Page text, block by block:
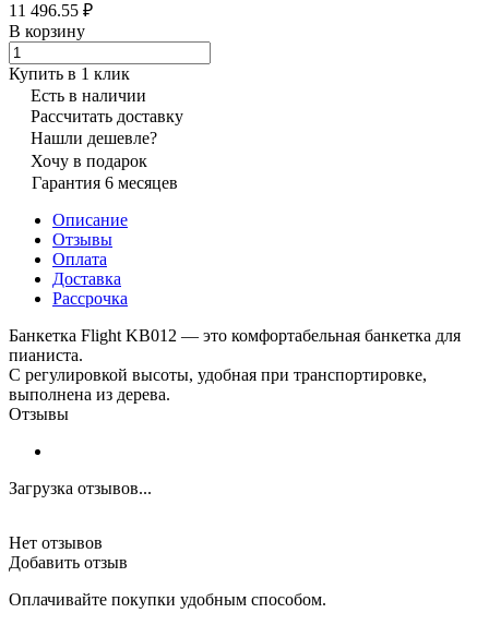
11 496.55 ₽
В корзину
Купить в 1 клик
Есть в наличии
Рассчитать доставку
Нашли дешевле?
Хочу в подарок
Гарантия 6 месяцев
Описание
Отзывы
Оплата
Доставка
Рассрочка
Банкетка Flight KB012 — это комфортабельная банкетка для
пианиста.
С регулировкой высоты, удобная при транспортировке,
выполнена из дерева.
Отзывы
Загрузка отзывов...
Нет отзывов
Добавить отзыв
Оплачивайте покупки удобным способом.